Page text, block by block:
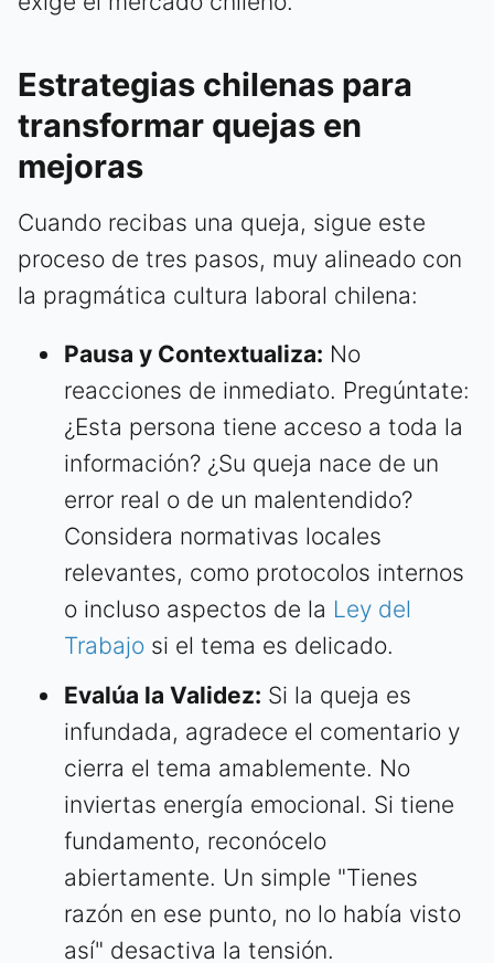
Estrategias chilenas para
transformar quejas en
mejoras
Cuando recibas una queja, sigue este
proceso de tres pasos, muy alineado con
la pragmática cultura laboral chilena:
Pausa y Contextualiza: No
reacciones de inmediato. Pregúntate:
¿Esta persona tiene acceso a toda la
información? ¿Su queja nace de un
error real o de un malentendido?
Considera normativas locales
relevantes, como protocolos internos
o incluso aspectos de la Ley del
Trabajo si el tema es delicado.
Evalúa la Validez: Si la queja es
infundada, agradece el comentario y
cierra el tema amablemente. No
inviertas energía emocional. Si tiene
fundamento, reconócelo
abiertamente. Un simple "Tienes
razón en ese punto, no lo había visto
así" desactiva la tensión.